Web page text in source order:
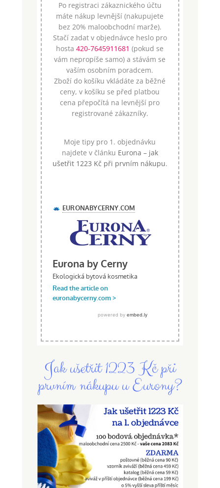
Po registraci zákaznického účtu
máte nákup levnější (nakupujete
bez 20% maloobchodní marže).
Stačí zadat v objednávce heslo pro
hosta420-7645911681 (pokud se
vám nepropíše samo) a stávám se
vaším osobním poradcem.
Zboží do košíku vkládáte za běžné
ceny, v košíku se před platbou
cena přepočítá na levnější pro
registrované zákazníky.
Moje tipy pro 1. objednávku
najdete v článku Eurona – jak
ušetřit 1223 Kč při prvním nákupu.
Jak ušetřit 1223 Kč při
prvním nákupu u Eurony?